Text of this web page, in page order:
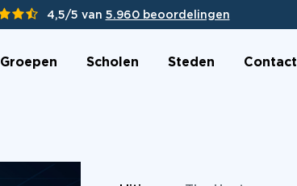
4,5/5 van 5.960 beoordelingen
Groepen Scholen Steden Contact